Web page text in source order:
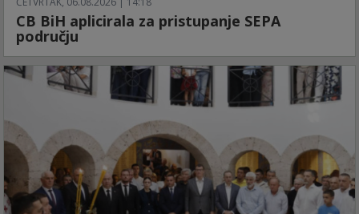
CB BiH aplicirala za pristupanje SEPA
području